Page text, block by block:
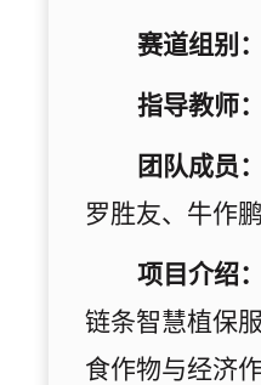
赛道组别：
指导教师：
团队成员：
罗胜友、牛作
项目介绍：
链条智慧植保
食作物与经济